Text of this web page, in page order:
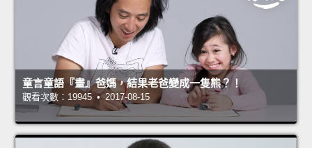
童言童語『畫』爸媽，結果老爸變成一隻熊？！
觀看次數：19945 • 2017-08-15